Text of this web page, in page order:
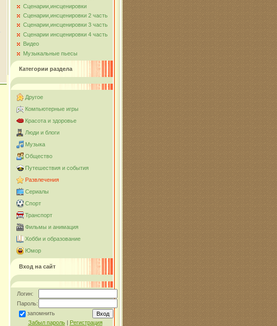
Сценарии,инсценировки
Сценарии,инсценировки 2 часть
Сценарии,инсценировки 3 часть
Сценарии инсценировки 4 часть
Видео
Музыкальные пьесы
Категории раздела
Другое
Компьютерные игры
Красота и здоровье
Люди и блоги
Музыка
Общество
Путешествия и события
Развлечения
Сериалы
Спорт
Транспорт
Фильмы и анимация
Хобби и образование
Юмор
Вход на сайт
Логин:
Пароль:
запомнить
Забыл пароль| Регистрация